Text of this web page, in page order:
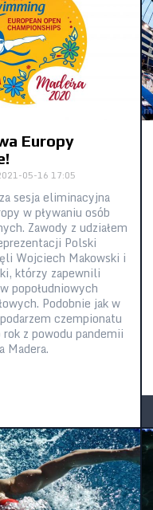
Europy
05-16 17:05
sesja eliminacyjna
w pływaniu osób
Zawody z udziałem
Polski
Wojciech Makowski i
którzy zapewnili
popołudniowych
Podobnie jak w
czempionatu
rok z powodu pandemii
Madera.